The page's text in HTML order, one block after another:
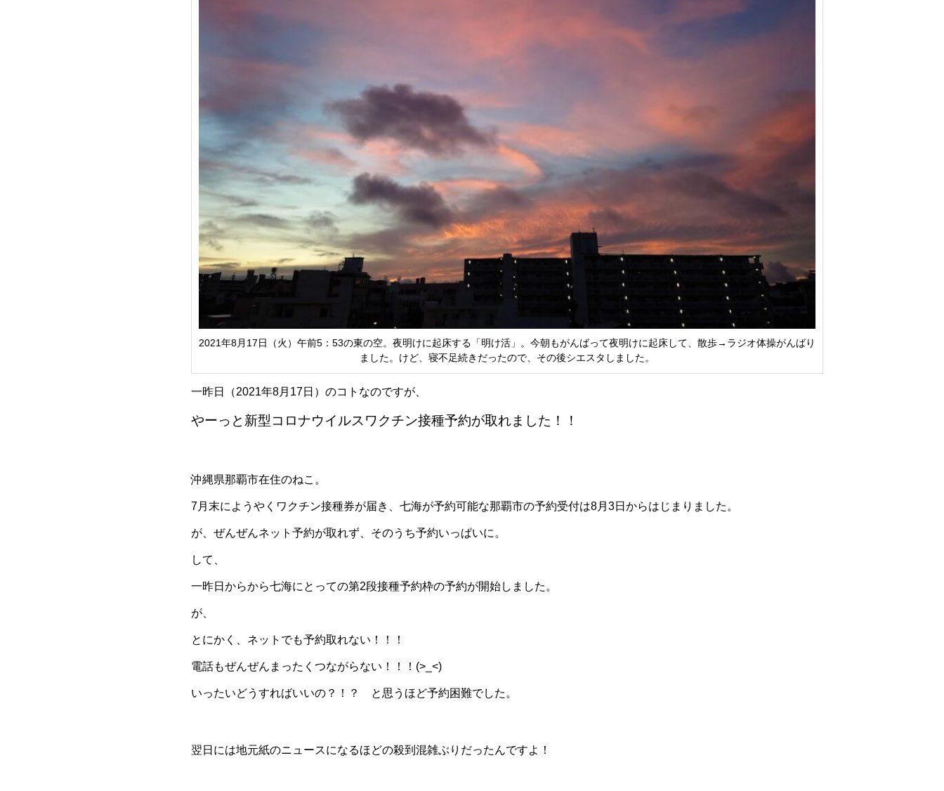
2021年8月17日（火）午前5：53の東の空。夜明けに起床する「明け活」。今朝もがんばって夜明けに起床して、散歩→ラジオ体操がんばり
ました。けど、寝不足続きだったので、その後シエスタしました。
一昨日（2021年8月17日）のコトなのですが、
やーっと新型コロナウイルスワクチン接種予約が取れました！！
沖縄県那覇市在住のねこ。
7月末にようやくワクチン接種券が届き、七海が予約可能な那覇市の予約受付は8月3日からはじまりました。
が、ぜんぜんネット予約が取れず、そのうち予約いっぱいに。
して、
一昨日からから七海にとっての第2段接種予約枠の予約が開始しました。
が、
とにかく、ネットでも予約取れない！！！
電話もぜんぜんまったくつながらない！！！(>_<)
いったいどうすればいいの？！？ と思うほど予約困難でした。
翌日には地元紙のニュースになるほどの殺到混雑ぶりだったんですよ！